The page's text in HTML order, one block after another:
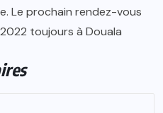
Le prochain rendez-vous
toujours à Douala